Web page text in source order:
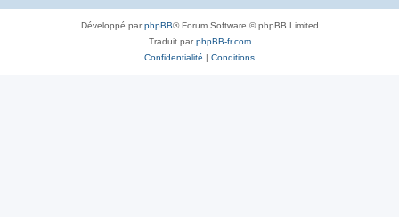
Développé parphpBB® Forum Software © phpBB Limited
Traduit parphpBB-fr.com
Confidentialité | Conditions